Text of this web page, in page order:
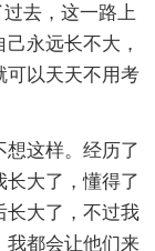
去，这一路上
永远长不大，
可以天天不用考
这样。经历了
大了，懂得了
长大了，不过我
我都会让他们来